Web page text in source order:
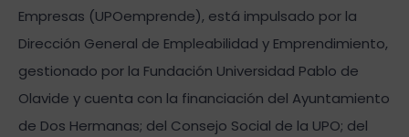
Empresas (UPOemprende), está impulsado por la
Dirección General de Empleabilidad y Emprendimiento,
gestionado por la Fundación Universidad Pablo de
Olavide y cuenta con la financiación del Ayuntamiento
de Dos Hermanas; del Consejo Social de la UPO; del